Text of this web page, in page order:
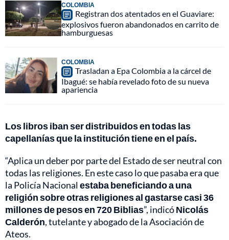
COLOMBIA
Registran dos atentados en el Guaviare:
explosivos fueron abandonados en carrito de
hamburguesas
COLOMBIA
Trasladan a Epa Colombia a la cárcel de
Ibagué: se había revelado foto de su nueva
apariencia
Los libros iban ser distribuidos en todas las
capellanías que la institución tiene en el país.
“Aplica un deber por parte del Estado de ser neutral con
todas las religiones. En este caso lo que pasaba era que
la Policía Nacionalestaba beneficiando a una
religión sobre otras religiones al gastarse casi 36
millones de pesos en 720 Biblias”, indicóNicolás
Calderón, tutelante y abogado de la Asociación de
Ateos.